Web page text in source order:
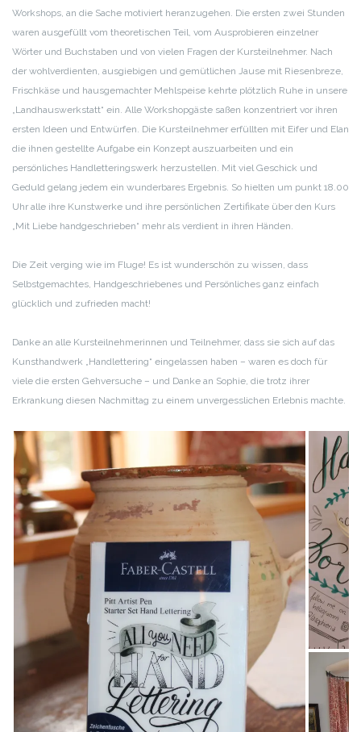
Workshops, an die Sache motiviert heranzugehen. Die ersten zwei Stunden
waren ausgefüllt vom theoretischen Teil, vom Ausprobieren einzelner
Wörter und Buchstaben und von vielen Fragen der Kursteilnehmer. Nach
der wohlverdienten, ausgiebigen und gemütlichen Jause mit Riesenbreze,
Frischkäse und hausgemachter Mehlspeise kehrte plötzlich Ruhe in unsere
„Landhauswerkstatt“ ein. Alle Workshopgäste saßen konzentriert vor ihren
ersten Ideen und Entwürfen. Die Kursteilnehmer erfüllten mit Eifer und Elan
die ihnen gestellte Aufgabe ein Konzept auszuarbeiten und ein
persönliches Handletteringswerk herzustellen. Mit viel Geschick und
Geduld gelang jedem ein wunderbares Ergebnis. So hielten um punkt 18.00
Uhr alle ihre Kunstwerke und ihre persönlichen Zertifikate über den Kurs
„Mit Liebe handgeschrieben“ mehr als verdient in ihren Händen.
Die Zeit verging wie im Fluge! Es ist wunderschön zu wissen, dass
Selbstgemachtes, Handgeschriebenes und Persönliches ganz einfach
glücklich und zufrieden macht!
Danke an alle Kursteilnehmerinnen und Teilnehmer, dass sie sich auf das
Kunsthandwerk „Handlettering“ eingelassen haben – waren es doch für
viele die ersten Gehversuche – und Danke an Sophie, die trotz ihrer
Erkrankung diesen Nachmittag zu einem unvergesslichen Erlebnis machte.